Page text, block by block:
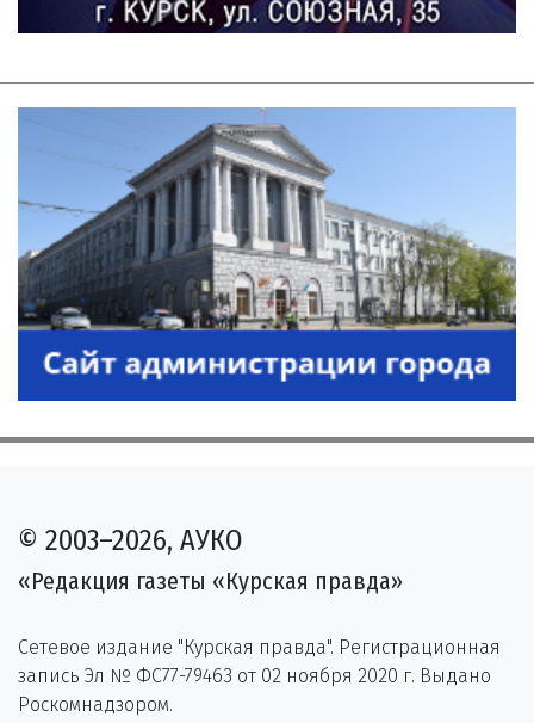
© 2003–2026, АУКО
«Редакция газеты «Курская правда»
Сетевое издание "Курская правда". Регистрационная
запись Эл № ФС77-79463 от 02 ноября 2020 г. Выдано
Роскомнадзором.